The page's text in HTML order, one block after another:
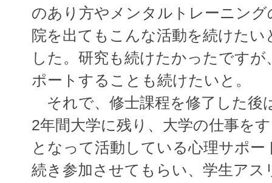
のあり方やメンタルトレーニン
院を出てもこんな活動を続けた
した。研究も続けたかったです
ポートすることも続けたいと。
それで、修士課程を修了した後
2年間大学に残り、大学の仕事を
となって活動している心理サポ
続き参加させてもらい、学生ア